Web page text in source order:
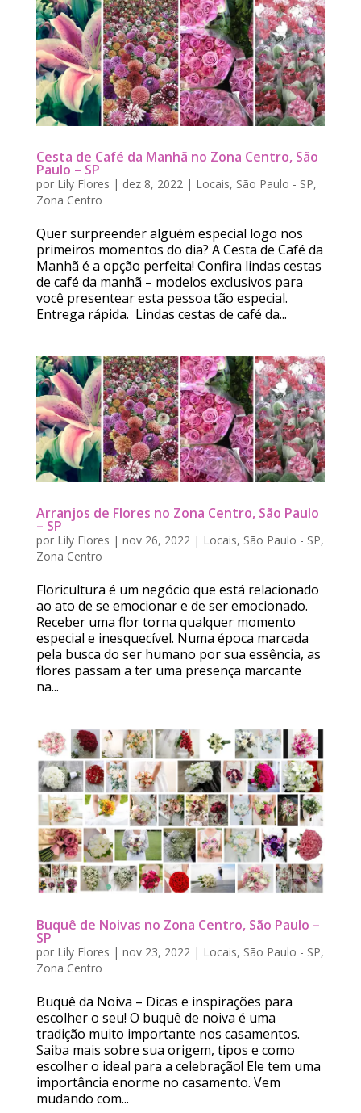
Cesta de Café da Manhã no Zona Centro, São
Paulo – SP
por Lily Flores | dez 8, 2022 | Locais, São Paulo - SP,
Zona Centro
Quer surpreender alguém especial logo nos
primeiros momentos do dia? A Cesta de Café da
Manhã é a opção perfeita! Confira lindas cestas
de café da manhã – modelos exclusivos para
você presentear esta pessoa tão especial.
Entrega rápida. Lindas cestas de café da...
Arranjos de Flores no Zona Centro, São Paulo
– SP
por Lily Flores | nov 26, 2022| Locais, São Paulo - SP,
Zona Centro
Floricultura é um negócio que está relacionado
ao ato de se emocionar e de ser emocionado.
Receber uma flor torna qualquer momento
especial e inesquecível. Numa época marcada
pela busca do ser humano por sua essência, as
flores passam a ter uma presença marcante
na...
Buquê de Noivas no Zona Centro, São Paulo –
SP
por Lily Flores | nov 23, 2022| Locais, São Paulo - SP,
Zona Centro
Buquê da Noiva – Dicas e inspirações para
escolher o seu! O buquê de noiva é uma
tradição muito importante nos casamentos.
Saiba mais sobre sua origem, tipos e como
escolher o ideal para a celebração! Ele tem uma
importância enorme no casamento. Vem
mudando com...